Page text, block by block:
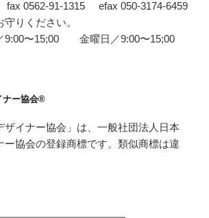
fax 0562-91-1315 efax 050-3174-6459
りください。
9:00〜15;00 金曜日／9:00〜15;00
ナー協会®
ザイナー協会」は、一般社団法人日本
ー協会の登録商標です。類似商標は違